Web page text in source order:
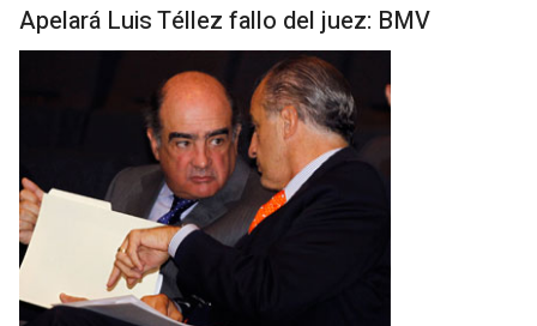
Apelará Luis Téllez fallo del juez: BMV